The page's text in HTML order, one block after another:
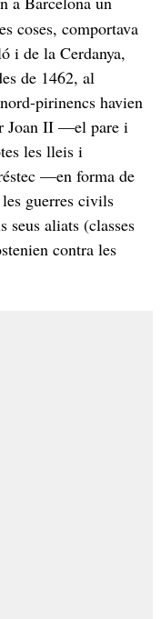
coses, comportava
i de la Cerdanya,
de 1462, al
pirinencs havien
Joan II —el pare i
les lleis i
—en forma de
guerres civils
seus aliats (classes
contra les